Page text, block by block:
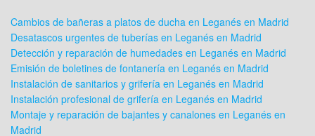
Cambios de bañeras a platos de ducha en Leganés en Madrid
Desatascos urgentes de tuberías en Leganés en Madrid
Detección y reparación de humedades en Leganés en Madrid
Emisión de boletines de fontanería en Leganés en Madrid
Instalación de sanitarios y grifería en Leganés en Madrid
Instalación profesional de grifería en Leganés en Madrid
Montaje y reparación de bajantes y canalones en Leganés en
Madrid